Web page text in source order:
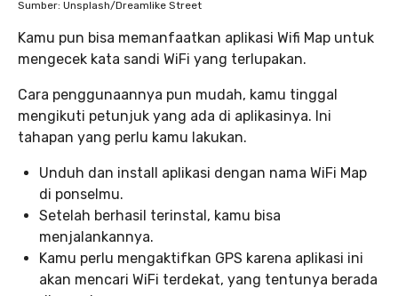
Sumber: Unsplash/Dreamlike Street
Kamu pun bisa memanfaatkan aplikasi Wifi Map untuk
mengecek kata sandi WiFi yang terlupakan.
Cara penggunaannya pun mudah, kamu tinggal
mengikuti petunjuk yang ada di aplikasinya. Ini
tahapan yang perlu kamu lakukan.
Unduh dan install aplikasi dengan nama WiFi Map
di ponselmu.
Setelah berhasil terinstal, kamu bisa
menjalankannya.
Kamu perlu mengaktifkan GPS karena aplikasi ini
akan mencari WiFi terdekat, yang tentunya berada